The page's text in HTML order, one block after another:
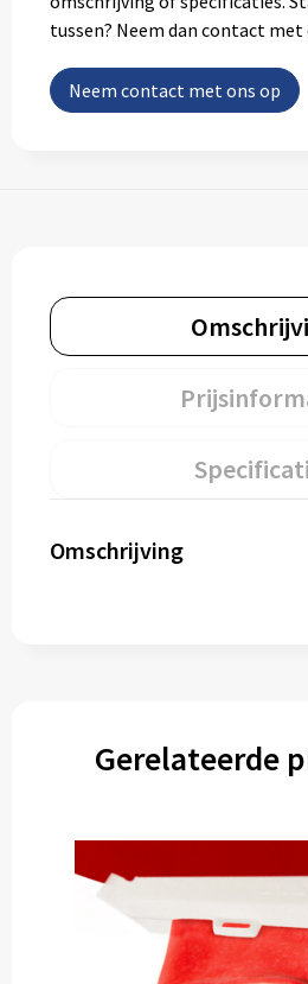
tussen? Neem dan contact met
Neem contact met ons op
Omschrijving
Gerelateerde